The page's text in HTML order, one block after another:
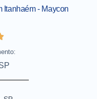
Itanhaém - Maycon